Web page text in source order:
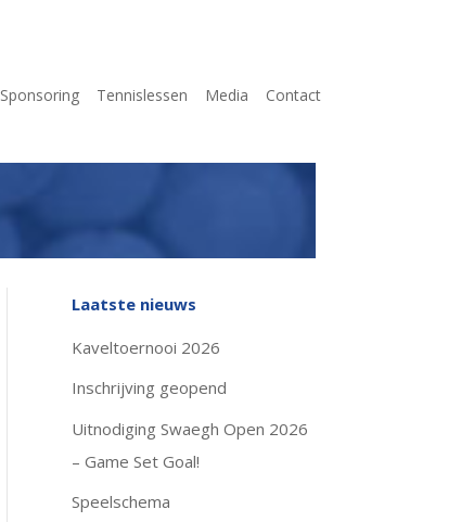
Sponsoring Tennislessen Media Contact
Laatste nieuws
Kaveltoernooi 2026
Inschrijving geopend
Uitnodiging Swaegh Open 2026
– Game Set Goal!
Speelschema